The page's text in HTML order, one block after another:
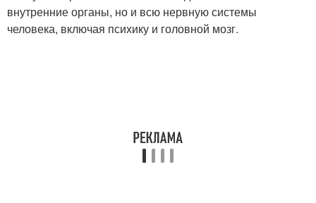
внутренние органы, но и всю нервную системы
человека, включая психику и головной мозг.